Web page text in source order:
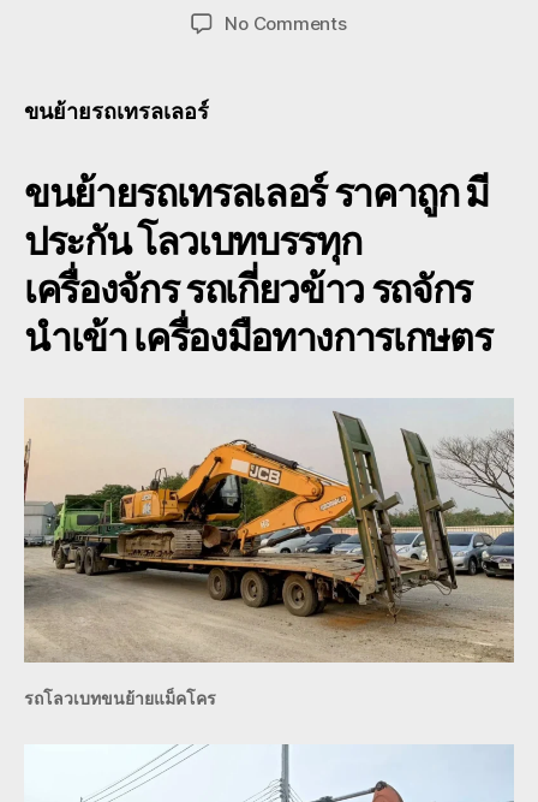
date
No Commentson
ร์ โลวเบท
พื้น
เตี้ย
รับจ้าง
0888000456
ขนย้ายรถเทรลเลอร์
ขนย้ายรถเทรลเลอร์ราคาถูก มี
ประกัน โลวเบทบรรทุก
เครื่องจักร รถเกี่ยวข้าว รถจักร
นำเข้า เครื่องมือทางการเกษตร
รถโลวเบทขนย้ายแม็คโคร